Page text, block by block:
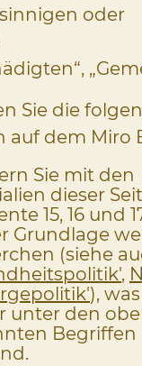
oder
Sie die
auf dem Miro
Sie mit den
dieser
15, 16 und
Grundlage
(siehe
,
), was
unter den
Begriffen